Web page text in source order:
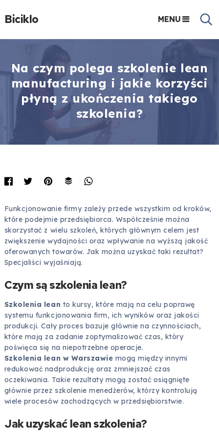
Biciklo MENU
Na czym polega szkolenie lean
manufacturing i jakie korzyści
płyną z ukończenia takiego
szkolenia?
Funkcjonowanie firmy zależy przede wszystkim od kroków,
które podejmie przedsiębiorca. Współcześnie można
skorzystać z wielu szkoleń, których głównym celem jest
zwiększenie wydajności oraz wpływanie na wyższą jakość
oferowanych towarów. Jak można uzyskać taki rezultat?
Specjaliści wyjaśniają.
Czym są szkolenia lean?
Szkolenia lean to kursy, które mają na celu poprawę
systemu funkcjonowania firm, ich wyników oraz jakości
produkcji. Cały proces bazuje głównie na czynnościach,
które mają za zadanie zoptymalizować czas, który
poświęca się na niepotrzebne operacje.
Szkolenia lean w Warszawie mogą między innymi
redukować nadprodukcję oraz zmniejszać czas
oczekiwania. Takie rezultaty mogą zostać osiągnięte
głównie przez szkolenie menedżerów, którzy kontrolują
wiele procesów zachodzących w przedsiębiorstwie.
Jak uzyskać lean szkolenia?